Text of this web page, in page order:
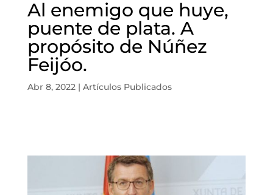
Al enemigo que huye,
puente de plata. A
propósito de Núñez
Feijóo.
Abr 8, 2022| Artículos Publicados